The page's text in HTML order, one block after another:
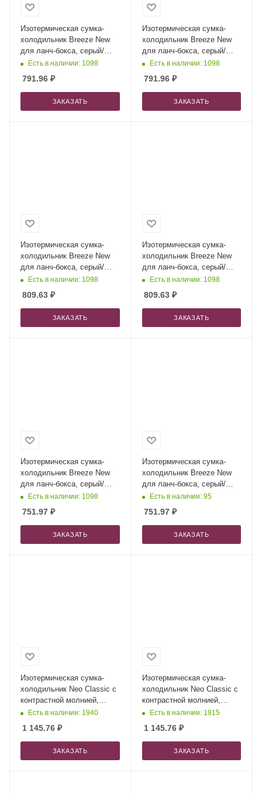
Изотермическая сумка-
холодильник Breeze New
для ланч-бокса, серый/
голубой + ремувка
Есть в наличии: 1098
791.96 ₽
ЗАКАЗАТЬ
Изотермическая сумка-
холодильник Breeze New
для ланч-бокса, серый/
голубой + ремувка
Есть в наличии: 1098
791.96₽
ЗАКАЗАТЬ
Изотермическая сумка-
холодильник Breeze New
для ланч-бокса, серый/
голубой + ремувка
Есть в наличии: 1098
809.63 ₽
ЗАКАЗАТЬ
Изотермическая сумка-
холодильник Breeze New
для ланч-бокса, серый/
голубой + ремувка
Есть в наличии: 1098
809.63₽
ЗАКАЗАТЬ
Изотермическая сумка-
холодильник Breeze New
для ланч-бокса, серый/
голубой + ремувка
Есть в наличии: 1098
751.97 ₽
ЗАКАЗАТЬ
Изотермическая сумка-
холодильник Breeze New
для ланч-бокса, серый/
голубой + ремувка
Есть в наличии: 95
751.97₽
ЗАКАЗАТЬ
Изотермическая сумка-
холодильник Neo Classic c
контрастной молнией,
серый/зеленое яблоко +
Есть в наличии: 1940
1 145.76 ₽
ЗАКАЗАТЬ
Изотермическая сумка-
холодильник Neo Classic c
контрастной молнией,
серый/оранж + ремувка
Есть в наличии: 1915
1 145.76₽
ЗАКАЗАТЬ